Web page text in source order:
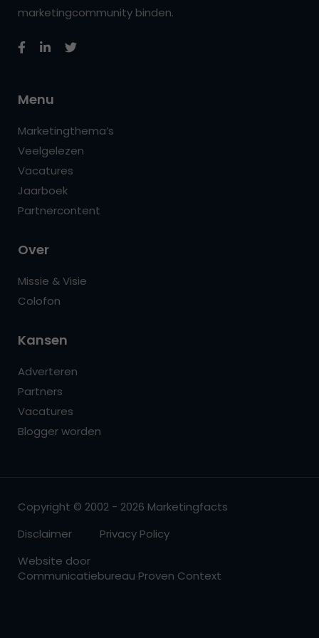
marketingcommunity binden.
Menu
Marketingthema’s
Veelgelezen
Vacatures
Jaarboek
Partnercontent
Over
Missie & Visie
Colofon
Kansen
Adverteren
Partners
Vacatures
Blogger worden
Copyright © 2002 - 2026 Marketingfacts
Disclaimer
Privacy Policy
Website door
Communicatiebureau Proven Context